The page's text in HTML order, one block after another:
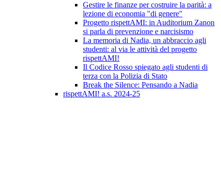
Gestire le finanze per costruire la parità: a
lezione di economia "di genere"
Progetto rispettAMI: in Auditorium Zanon
si parla di prevenzione e narcisismo
La memoria di Nadia, un abbraccio agli
studenti: al via le attività del progetto
rispettAMI!
Il Codice Rosso spiegato agli studenti di
terza con la Polizia di Stato
Break the Silence: Pensando a Nadia
rispettAMI! a.s. 2024-25